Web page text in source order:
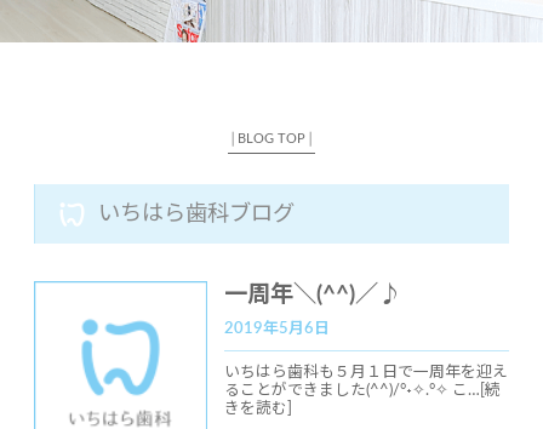
BLOG TOP
いちはら歯科ブログ
一周年＼(^^)／♪
2019年5月6日
いちはら歯科も５月１日で一周年を迎え
ることができました(^^)/°˖✧.°✧ こ… [続
きを読む]